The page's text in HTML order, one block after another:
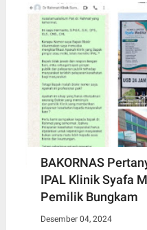
BAKORNAS
IPAL Klinik Syafa
Pemilik Bungkam
Desember 04, 2024